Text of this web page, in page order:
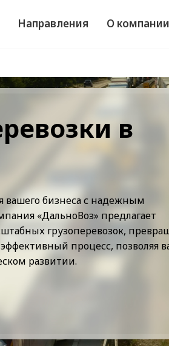
Направления О компании
в
вашего бизнеса с надежным
«ДальноВоз» предлагает
грузоперевозок,
процесс, позволяя
развитии.